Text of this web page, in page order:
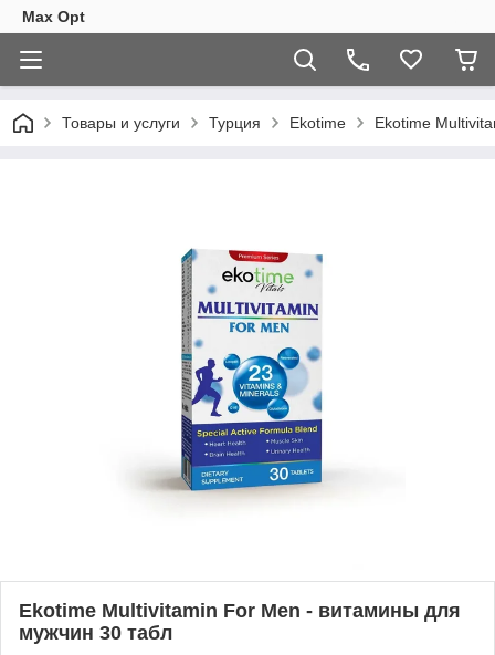
Max Opt
Товары и услуги Турция Ekotime Ekotime
Ekotime Multivitamin For Men - витамины для
мужчин 30 табл